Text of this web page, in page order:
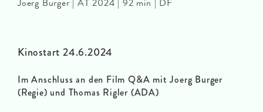
Kinostart 24.6.2024
Im Anschluss an den Film Q&A mit Joerg Burger
(Regie) und Thomas Rigler (ADA)
Joerg Burger | AT 2024 | 92 min | DF